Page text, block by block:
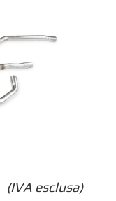
(IVA esclusa)